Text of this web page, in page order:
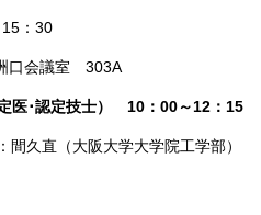
15： 30
口会議室 303A
医･認定技士） 10：00～12：15
久直（大阪大学大学院工学部）